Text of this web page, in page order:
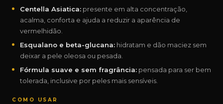
Centella Asiatica: presente em alta concentração,
acalma, conforta e ajuda a reduzir a aparência de
vermelhidão.
Esqualano e beta-glucana: hidratam e dão maciez sem
deixar a pele oleosa ou pesada.
Fórmula suave e sem fragrância: pensada para ser bem
tolerada, inclusive por peles mais sensíveis.
COMO USAR